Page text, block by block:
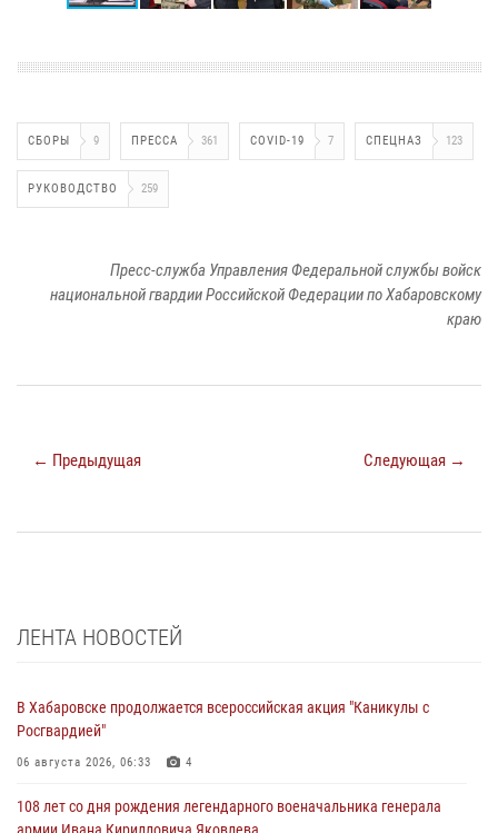
СБОРЫ 9 ПРЕССА 361 COVID-19 7 СПЕЦНАЗ 123
РУКОВОДСТВО 259
Пресс-служба Управления Федеральной службы войск
национальной гвардии Российской Федерации по Хабаровскому
краю
← Предыдущая Следующая →
ЛЕНТА НОВОСТЕЙ
В Хабаровске продолжается всероссийская акция "Каникулы с
Росгвардией"
06 августа 2026, 06:33 4
108 лет со дня рождения легендарного военачальника генерала
армии Ивана Кирилловича Яковлева